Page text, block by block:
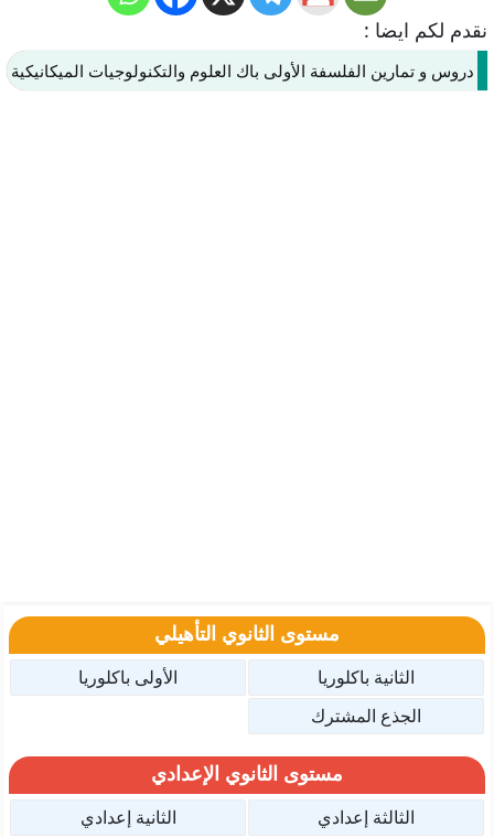
نقدم لكم ايضا :
دروس و تمارين الفلسفة الأولى باك العلوم والتكنولوجيات الميكانيكية
مستوى الثانوي التأهيلي
الثانية باكلوريا
الأولى باكلوريا
الجذع المشترك
مستوى الثانوي الإعدادي
الثالثة إعدادي
الثانية إعدادي